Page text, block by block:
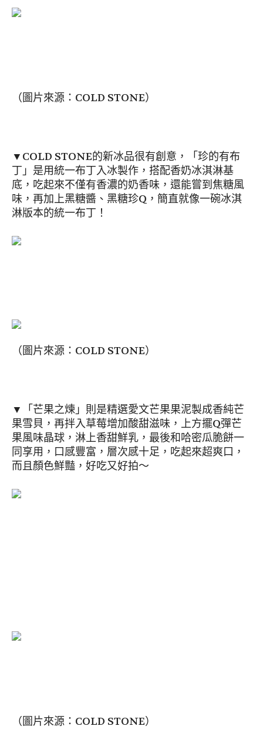
（圖片來源：COLD STONE）
▼COLD STONE的新冰品很有創意，「珍的有布
丁」是用統一布丁入冰製作，搭配香奶冰淇淋基
底，吃起來不僅有香濃的奶香味，還能嘗到焦糖風
味，再加上黑糖醬、黑糖珍Q，簡直就像一碗冰淇
淋版本的統一布丁！
（圖片來源：COLD STONE）
▼「芒果之煉」則是精選愛文芒果果泥製成香純芒
果雪貝，再拌入草莓增加酸甜滋味，上方擺Q彈芒
果風味晶球，淋上香甜鮮乳，最後和哈密瓜脆餅一
同享用，口感豐富，層次感十足，吃起來超爽口，
而且顏色鮮豔，好吃又好拍～
（圖片來源：COLD STONE）